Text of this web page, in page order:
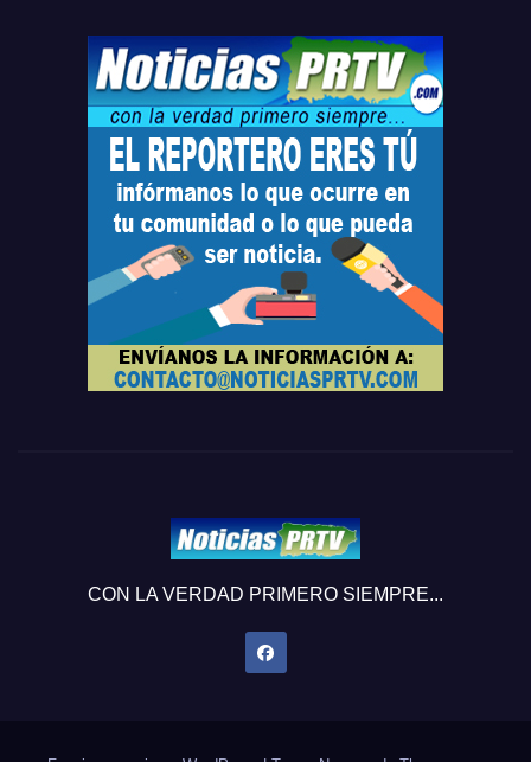
CON LA VERDAD PRIMERO SIEMPRE...